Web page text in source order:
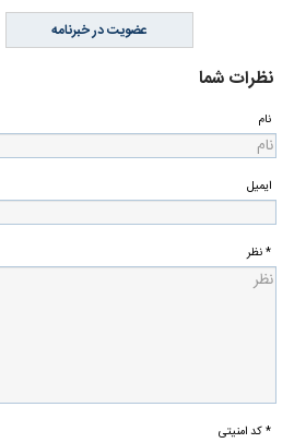
عضویت در خبرنامه
نظرات شما
نام
ایمیل
* نظر
* کد امنیتی